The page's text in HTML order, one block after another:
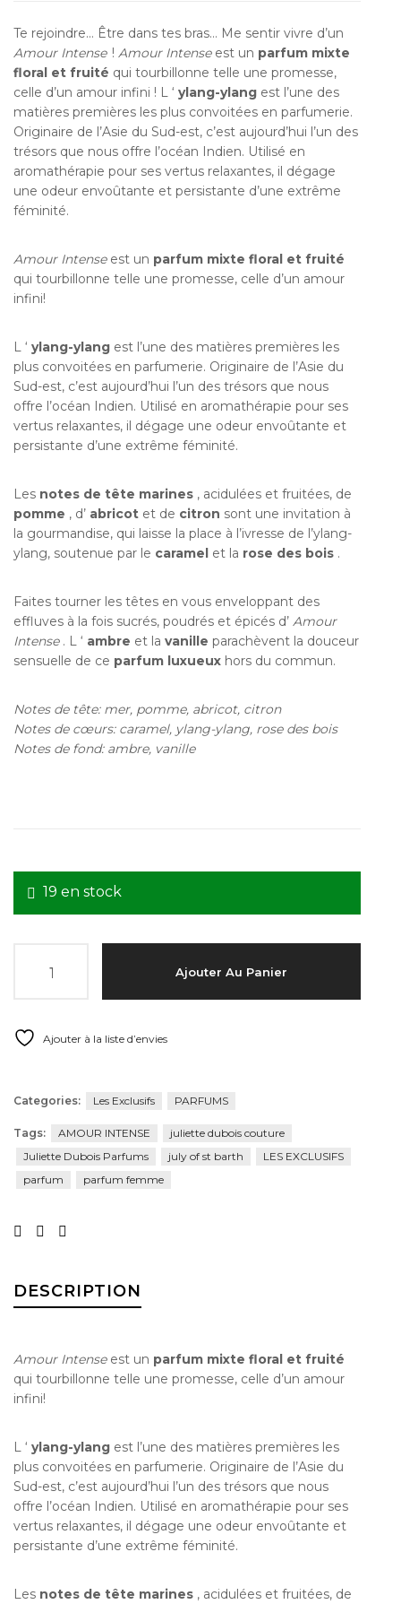
Careers
Privacy Policy
Sitemap
Community
Blog
Meetups
Te rejoindre… Être dans tes bras… Me sentir vivre d’un
Amour Intense ! Amour Intenseest un parfum mixte
floral et fruité qui tourbillonne telle une promesse,
celle d’un amour infini ! L ‘ ylang-ylang est l’une des
matières premières les plus convoitées en parfumerie.
Originaire de l’Asie du Sud-est, c’est aujourd’hui l’un des
trésors que nous offre l’océan Indien. Utilisé en
aromathérapie pour ses vertus relaxantes, il dégage
une odeur envoûtante et persistante d’une extrême
féminité.
Amour Intenseest un parfum mixte floral et fruité
qui tourbillonne telle une promesse, celle d’un amour
infini!
L ‘ ylang-ylang est l’une des matières premières les
plus convoitées en parfumerie. Originaire de l’Asie du
Sud-est, c’est aujourd’hui l’un des trésors que nous
offre l’océan Indien. Utilisé en aromathérapie pour ses
vertus relaxantes, il dégage une odeur envoûtante et
persistante d’une extrême féminité.
Les notes de tête marines , acidulées et fruitées, de
pomme , d’ abricot et de citron sont une invitation à
la gourmandise, qui laisse la place à l’ivresse de l’ylang-
ylang, soutenue par le caramel et la rose des bois .
Faites tourner les têtes en vous enveloppant des
effluves à la fois sucrés, poudrés et épicés d’ Amour
Intense. L ‘ ambre et la vanille parachèvent la douceur
sensuelle de ce parfum luxueux hors du commun.
Notes de tête: mer, pomme, abricot, citron
Notes de cœurs: caramel, ylang-ylang, rose des bois
Notes de fond: ambre, vanille
19 en stock
Ajouter Au Panier
Ajouter à la liste d’envies
Categories: Les Exclusifs PARFUMS
Tags: AMOUR INTENSE
juliette dubois couture
Juliette Dubois Parfums
july of st barth
LES EXCLUSIFS
parfum
parfum femme
DESCRIPTION
Amour Intenseest un parfum mixte floral et fruité
qui tourbillonne telle une promesse, celle d’un amour
infini!
L ‘ ylang-ylang est l’une des matières premières les
plus convoitées en parfumerie. Originaire de l’Asie du
Sud-est, c’est aujourd’hui l’un des trésors que nous
offre l’océan Indien. Utilisé en aromathérapie pour ses
vertus relaxantes, il dégage une odeur envoûtante et
persistante d’une extrême féminité.
Les notes de tête marines , acidulées et fruitées, de